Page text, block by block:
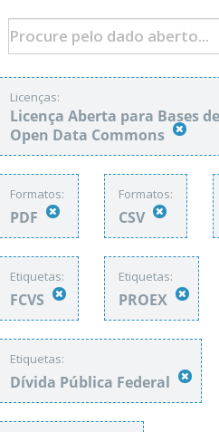
Licenças:
Licença Aberta para Bases
Open Data Commons
Formatos:
PDF
Formatos:
CSV
Etiquetas:
FCVS
Etiquetas:
PROEX
Etiquetas:
Dívida Pública Federal